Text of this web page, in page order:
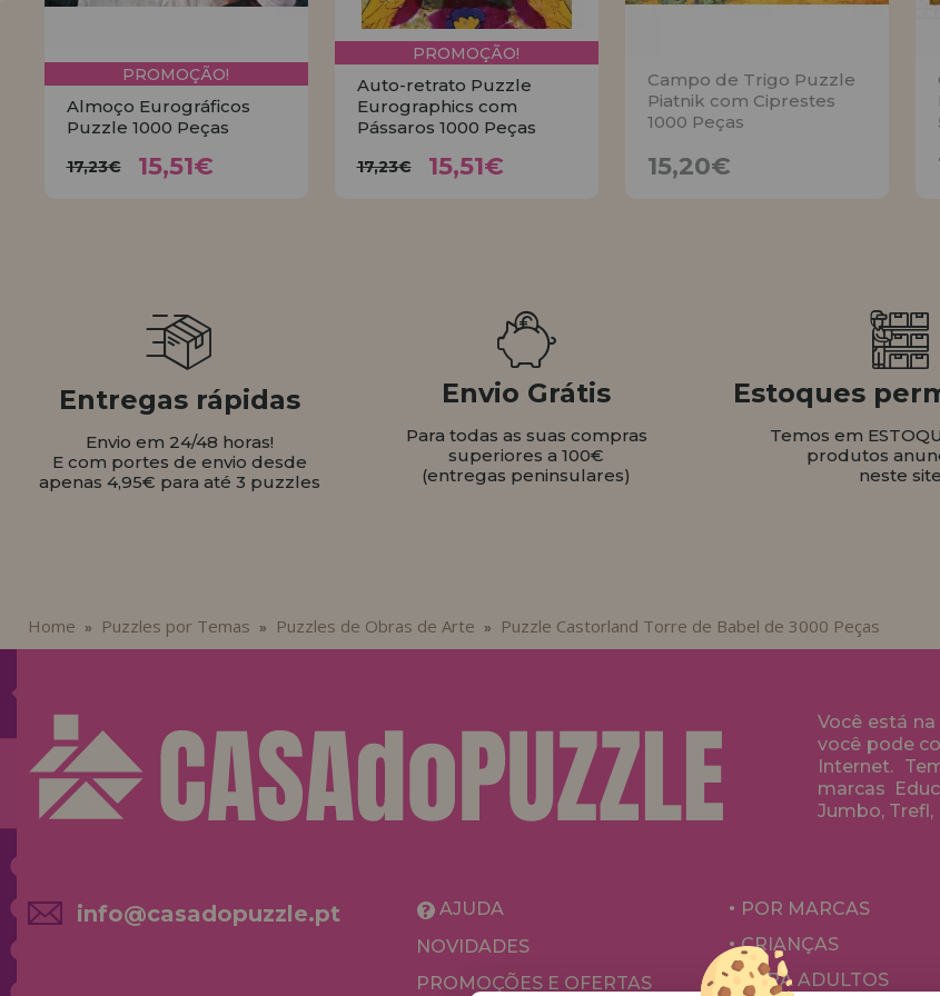
PROMOÇÃO!
Almoço Eurográficos
Puzzle 1000 Peças
17,23€ 15,51€
PROMOÇÃO!
Auto-retrato Puzzle
Eurographics com
Pássaros 1000 Peças
17,23€ 15,51€
Campo de Trigo Puzzle
Piatnik com Ciprestes
1000 Peças
15,20€
Entregas rápidas
Envio em 24/48 horas!
E com portes de envio desde
apenas 4,95€ para até 3 puzzles
Envio Grátis
Para todas as suas compras
superiores a 100€
(entregas peninsulares)
Estoques
Temos em
produtos
neste site
Home » Puzzles por Temas » Puzzles de Obras de Arte » Puzzle Castorland Torre de Babel de 3000 Peças
Você está na
você pode
Internet.
marcas
Jumbo,
info@casadopuzzle.pt
AJUDA
NOVIDADES
PROMOÇÕES E OFERTAS
POR MARCAS
CRIANÇAS
PARA ADULTOS